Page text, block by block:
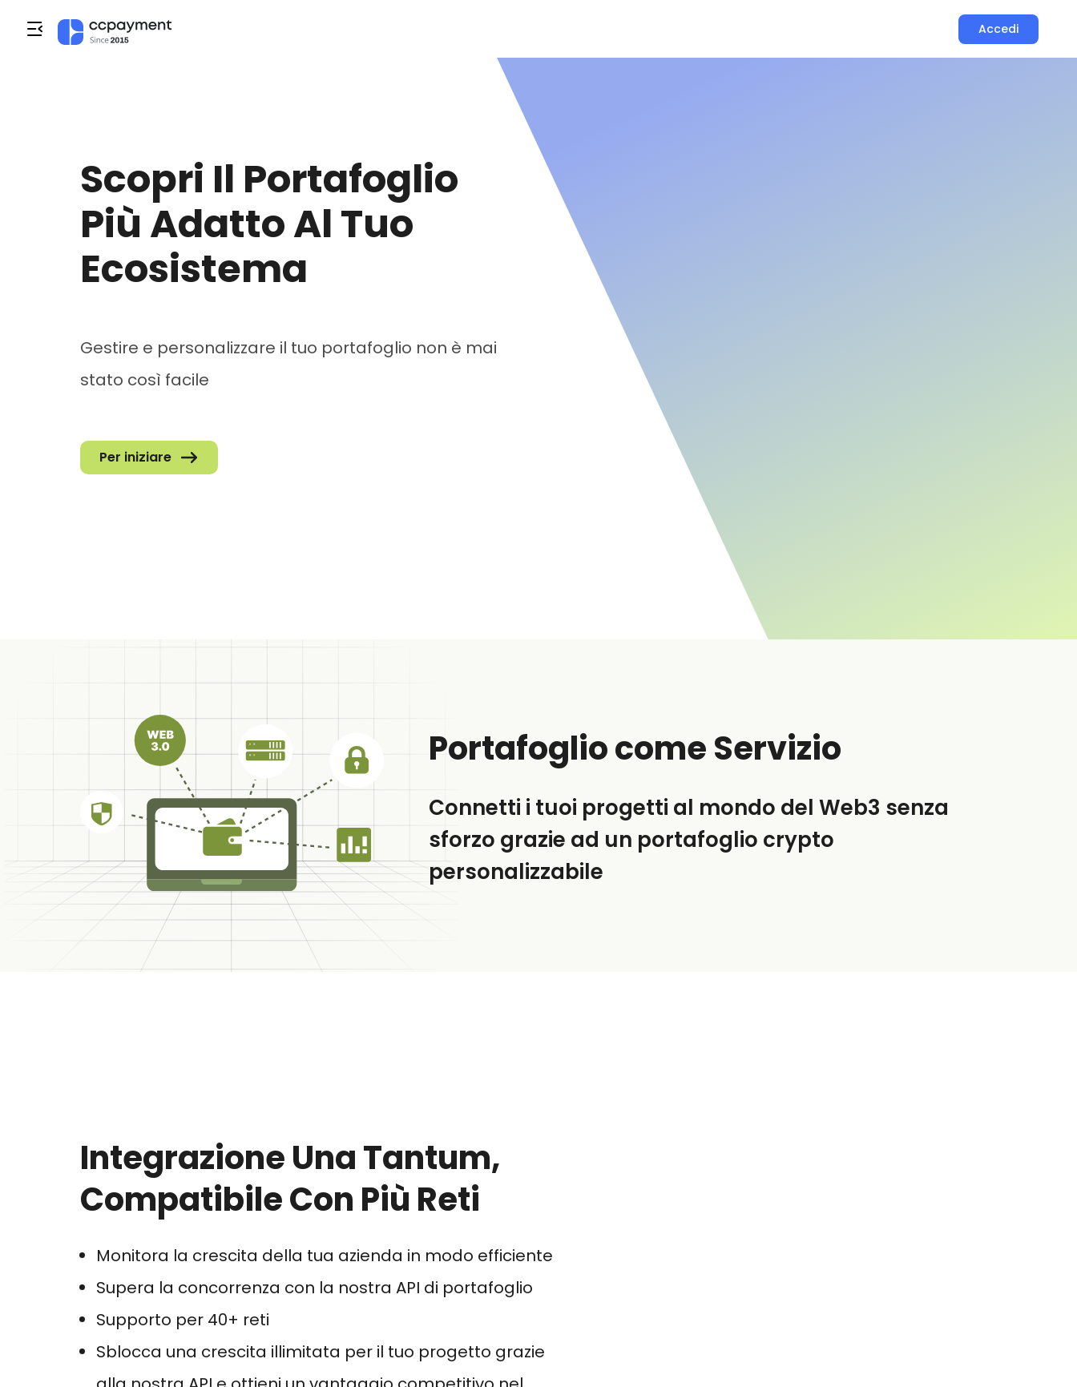
Accedi
Scopri Il Portafoglio
Più Adatto Al Tuo
Ecosistema
Gestire e personalizzare il tuo portafoglio non è mai
stato così facile
Per iniziare
Portafoglio come Servizio
Connetti i tuoi progetti al mondo del Web3 senza
sforzo grazie ad un portafoglio crypto
personalizzabile
Integrazione Una Tantum,
Compatibile Con Più Reti
Monitora la crescita della tua azienda in modo efficiente
Supera la concorrenza con la nostra API di portafoglio
Supporto per 40+ reti
Sblocca una crescita illimitata per il tuo progetto grazie